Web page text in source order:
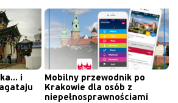
i
Mobilny przewodnik po
Krakowie dla osób z
niepełnosprawnościami